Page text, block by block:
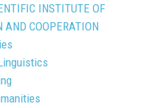
INSTITUTE OF
AND COOPERATION